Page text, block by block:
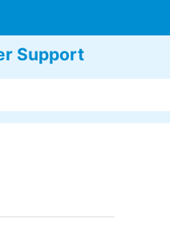
Support